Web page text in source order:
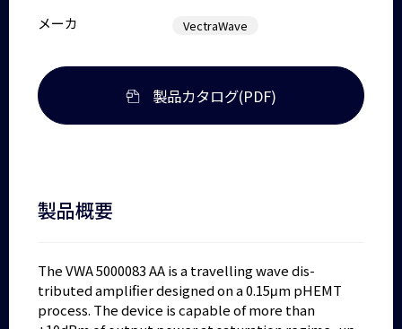
メーカ VectraWave
製品カタログ(PDF)
製品概要
The VWA 5000083 AA is a travelling wave dis-
tributed amplifier designed on a 0.15μm pHEMT
process. The device is capable of more than